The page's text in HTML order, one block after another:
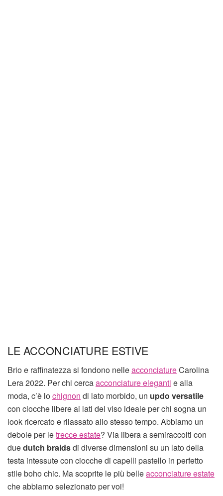
LE ACCONCIATURE ESTIVE
Brio e raffinatezza si fondono nelleacconciatureCarolina
Lera 2022. Per chi cercaacconciature eleganti e alla
moda, c’è lochignon di lato morbido, un updo versatile
con ciocche libere ai lati del viso ideale per chi sogna un
look ricercato e rilassato allo stesso tempo. Abbiamo un
debole per letrecce estate? Via libera a semiraccolti con
duedutch braidsdi diverse dimensioni su un lato della
testa intessute con ciocche di capelli pastello in perfetto
stile boho chic. Ma scoprite le più belleacconciature estate
che abbiamo selezionato per voi!